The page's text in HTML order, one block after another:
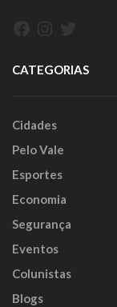
CATEGORIAS
Cidades
Pelo Vale
Esportes
Economia
Segurança
Eventos
Colunistas
Blogs